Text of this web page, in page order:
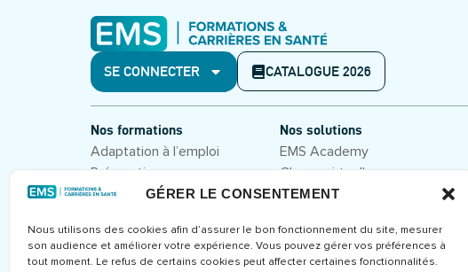
GÉRER LE CONSENTEMENT
Nous utilisons des cookies afin d’assurer le bon fonctionnement du site, mesurer
son audience et améliorer votre expérience. Vous pouvez gérer vos préférences à
tout moment. Le refus de certains cookies peut affecter certaines fonctionnalités.
SE CONNECTER CATALOGUE 2026
Nos formations
Adaptation à l’emploi
Préparation aux concours
Hôpital 2.0
Droit et cadre juridique
Congrès et séminaires
Nos solutions
EMS Academy
Classe virtuelle
Formations en présentiel